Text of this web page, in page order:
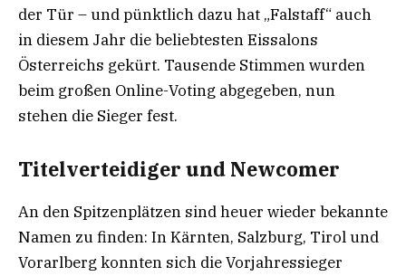
der Tür – und pünktlich dazu hat „Falstaff“ auch
in diesem Jahr die beliebtesten Eissalons
Österreichs gekürt. Tausende Stimmen wurden
beim großen Online-Voting abgegeben, nun
stehen die Sieger fest.
Titelverteidiger und Newcomer
An den Spitzenplätzen sind heuer wieder bekannte
Namen zu finden: In Kärnten, Salzburg, Tirol und
Vorarlberg konnten sich die Vorjahressieger